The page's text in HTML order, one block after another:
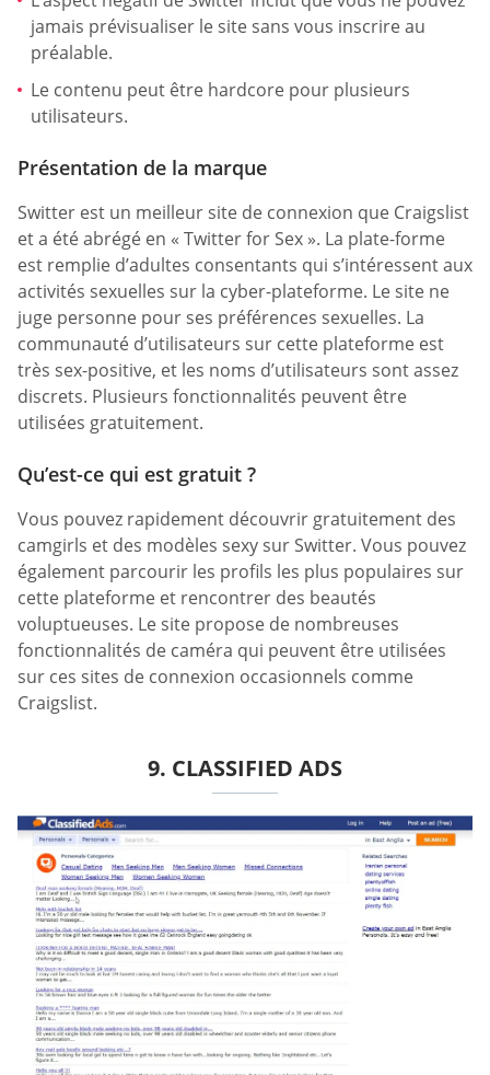
jamais prévisualiser le site sans vous inscrire au
préalable.
Le contenu peut être hardcore pour plusieurs
utilisateurs.
Présentation de la marque
Switter est un meilleur site de connexion que Craigslist
et a été abrégé en « Twitter for Sex ». La plate-forme
est remplie d’adultes consentants qui s’intéressent aux
activités sexuelles sur la cyber-plateforme. Le site ne
juge personne pour ses préférences sexuelles. La
communauté d’utilisateurs sur cette plateforme est
très sex-positive, et les noms d’utilisateurs sont assez
discrets. Plusieurs fonctionnalités peuvent être
utilisées gratuitement.
Qu’est-ce qui est gratuit ?
Vous pouvez rapidement découvrir gratuitement des
camgirls et des modèles sexy sur Switter. Vous pouvez
également parcourir les profils les plus populaires sur
cette plateforme et rencontrer des beautés
voluptueuses. Le site propose de nombreuses
fonctionnalités de caméra qui peuvent être utilisées
sur ces sites de connexion occasionnels comme
Craigslist.
9. CLASSIFIED ADS